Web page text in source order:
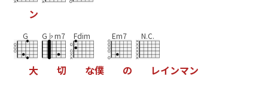
ン
G
大
G♭m7
切
Fdim
な僕
Em7
の
N.C.
レインマン